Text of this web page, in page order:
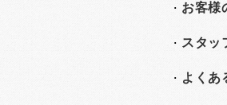
お客様
スタッ
よくあ